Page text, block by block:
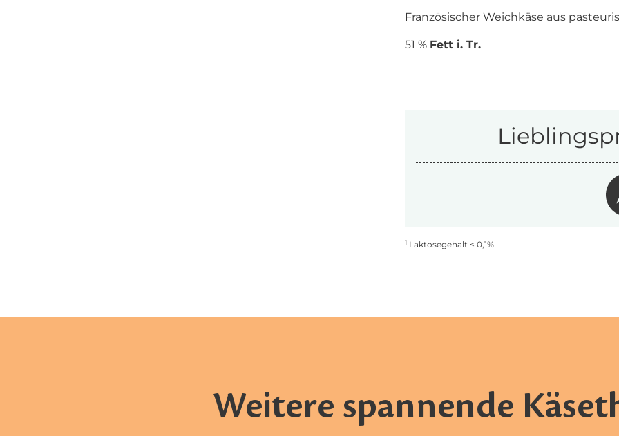
Französischer Weichkäse aus
51 % Fett i. Tr.
1Laktosegehalt < 0,1%
Weitere spannende